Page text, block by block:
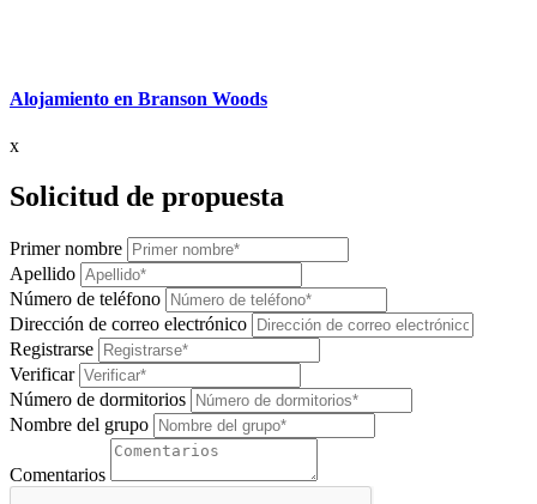
Alojamiento en Branson Woods
x
Solicitud de propuesta
Primer nombre
Apellido
Número de teléfono
Dirección de correo electrónico
Registrarse
Verificar
Número de dormitorios
Nombre del grupo
Comentarios